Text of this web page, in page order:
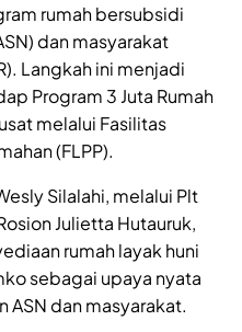
rumah bersubsidi
dan masyarakat
Langkah ini menjadi
Program 3 Juta Rumah
melalui Fasilitas
(FLPP).
Silalahi, melalui Plt
Julietta Hutauruk,
rumah layak huni
sebagai upaya nyata
dan masyarakat.